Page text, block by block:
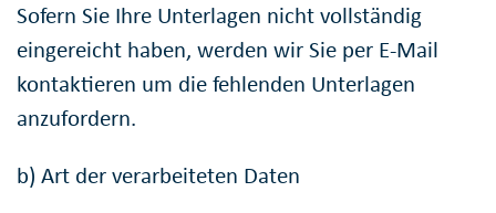
Sofern Sie Ihre Unterlagen nicht vollständig
eingereicht haben, werden wir Sie per E-Mail
kontaktieren um die fehlenden Unterlagen
anzufordern.
b) Art der verarbeiteten Daten